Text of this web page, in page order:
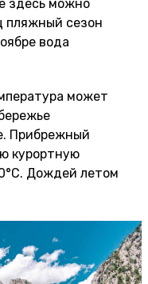
здесь можно
пляжный сезон
вода
может
Прибрежный
курортную
Дождей летом